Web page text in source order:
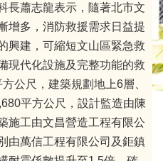
長蕭志龍表示，隨著北市文
增多，消防救援需求日益提
興建，可縮短文山區緊急救
現代化設施及完整功能的救
公尺，建築規劃地上6層、
平方公尺，設計監造由陳
施工由文昌營造工程有限公
由萬信工程有限公司及鉅鎮